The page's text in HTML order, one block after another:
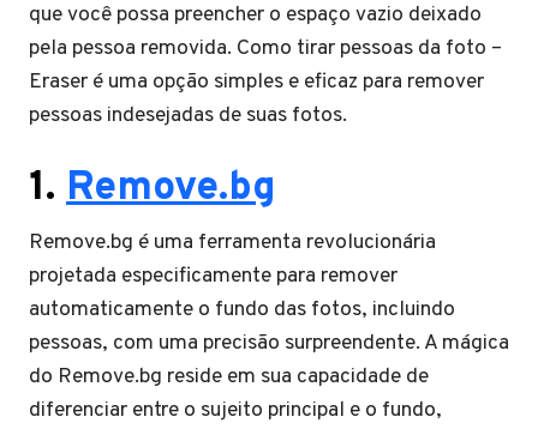
que você possa preencher o espaço vazio deixado
pela pessoa removida. Como tirar pessoas da foto –
Eraser é uma opção simples e eficaz para remover
pessoas indesejadas de suas fotos.
1. Remove.bg
Remove.bg é uma ferramenta revolucionária
projetada especificamente para remover
automaticamente o fundo das fotos, incluindo
pessoas, com uma precisão surpreendente. A mágica
do Remove.bg reside em sua capacidade de
diferenciar entre o sujeito principal e o fundo,